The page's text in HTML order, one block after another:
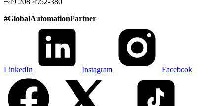
+49 208 4952-380
#GlobalAutomationPartner
LinkedIn Instagram Facebook